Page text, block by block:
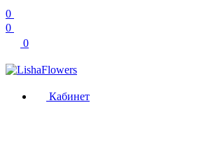
0
0
0
Кабинет